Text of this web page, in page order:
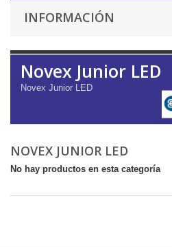
INFORMACIÓN
Novex Junior LED
Novex Junior LED
NOVEX JUNIOR LED
No hay productos en esta categoría